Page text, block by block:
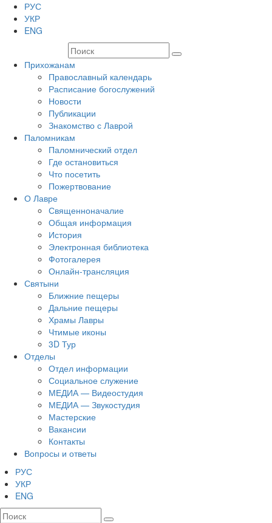
РУС
УКР
ENG
Прихожанам
Православный календарь
Расписание богослужений
Новости
Публикации
Знакомство с Лаврой
Паломникам
Паломнический отдел
Где остановиться
Что посетить
Пожертвование
О Лавре
Священноначалие
Общая информация
История
Электронная библиотека
Фотогалерея
Онлайн-трансляция
Святыни
Ближние пещеры
Дальние пещеры
Храмы Лавры
Чтимые иконы
3D Тур
Отделы
Отдел информации
Социальное служение
МЕДИА — Видеостудия
МЕДИА — Звукостудия
Мастерские
Вакансии
Контакты
Вопросы и ответы
РУС
УКР
ENG